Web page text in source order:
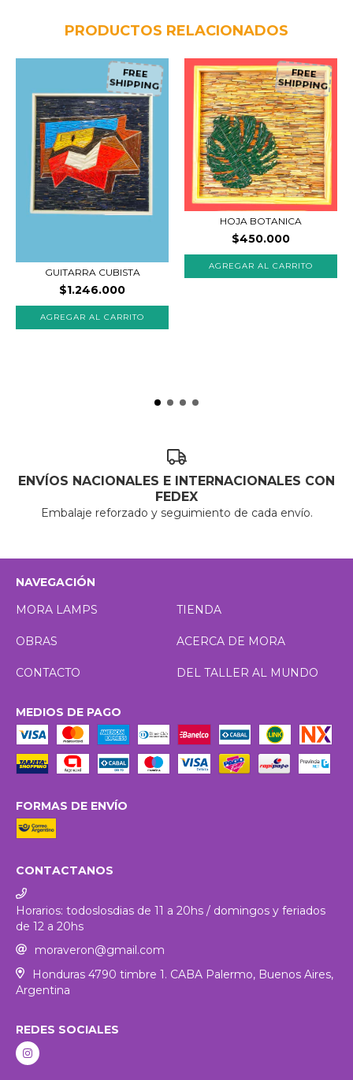
PRODUCTOS RELACIONADOS
FREE
SHIPPING
GUITARRA CUBISTA
$1.246.000
FREE
SHIPPING
HOJA BOTANICA
$450.000
ENVÍOS NACIONALES E INTERNACIONALES CON
FEDEX
Embalaje reforzado y seguimiento de cada envío.
NAVEGACIÓN
MORA LAMPS
TIENDA
OBRAS ACERCA DE MORA
CONTACTO DEL TALLER AL MUNDO
MEDIOS DE PAGO
FORMAS DE ENVÍO
CONTACTANOS
Horarios: todoslosdias de 11 a 20hs / domingos y feriados
de 12 a 20hs
moraveron@gmail.com
Honduras 4790 timbre 1. CABA Palermo, Buenos Aires,
Argentina
REDES SOCIALES